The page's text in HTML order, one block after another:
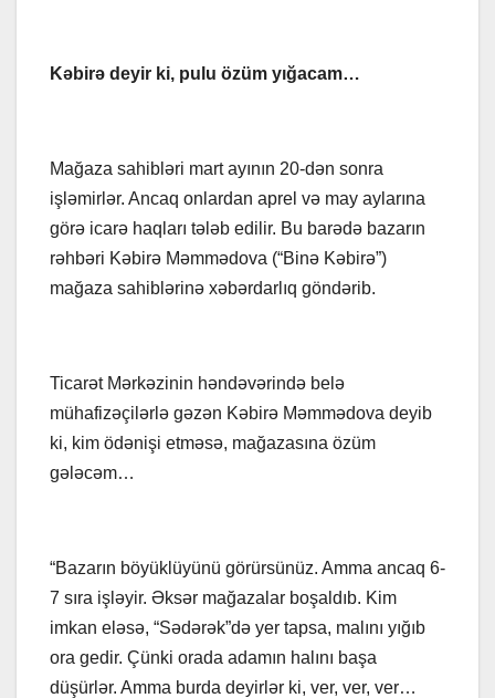
Kəbirə deyir ki, pulu özüm yığacam…
Mağaza sahibləri mart ayının 20-dən sonra
işləmirlər. Ancaq onlardan aprel və may aylarına
görə icarə haqları tələb edilir. Bu barədə bazarın
rəhbəri Kəbirə Məmmədova (“Binə Kəbirə”)
mağaza sahiblərinə xəbərdarlıq göndərib.
Ticarət Mərkəzinin həndəvərində belə
mühafizəçilərlə gəzən Kəbirə Məmmədova deyib
ki, kim ödənişi etməsə, mağazasına özüm
gələcəm…
“Bazarın böyüklüyünü görürsünüz. Amma ancaq 6-
7 sıra işləyir. Əksər mağazalar boşaldıb. Kim
imkan eləsə, “Sədərək”də yer tapsa, malını yığıb
ora gedir. Çünki orada adamın halını başa
düşürlər. Amma burda deyirlər ki, ver, ver, ver…